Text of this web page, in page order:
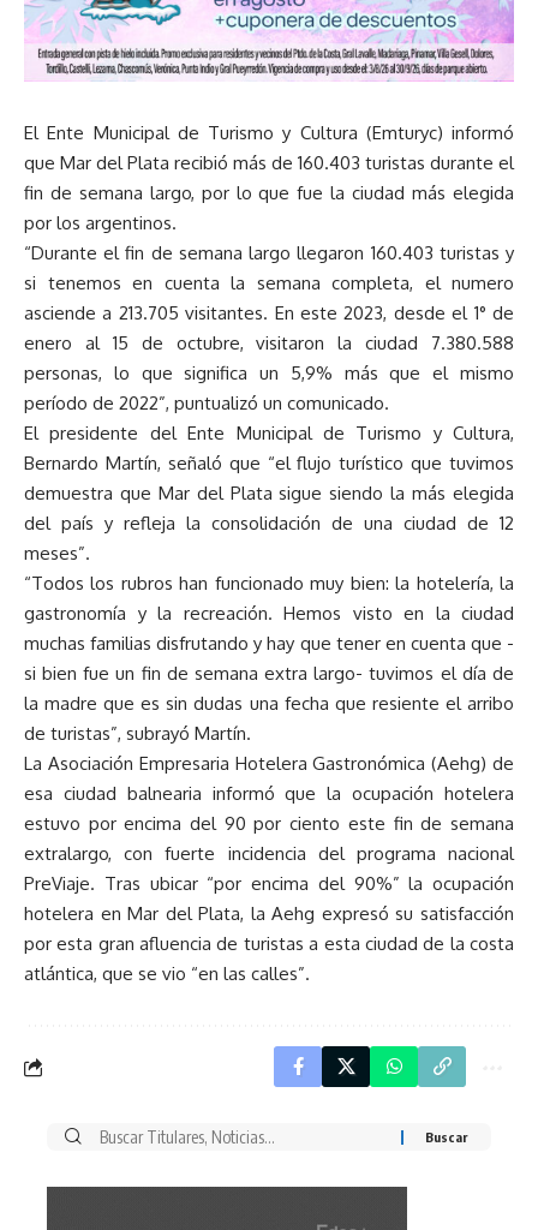
El Ente Municipal de Turismo y Cultura (Emturyc) informó
que Mar del Plata recibió más de 160.403 turistas durante el
fin de semana largo, por lo que fue la ciudad más elegida
por los argentinos.
“Durante el fin de semana largo llegaron 160.403 turistas y
si tenemos en cuenta la semana completa, el numero
asciende a 213.705 visitantes. En este 2023, desde el 1° de
enero al 15 de octubre, visitaron la ciudad 7.380.588
personas, lo que significa un 5,9% más que el mismo
período de 2022”, puntualizó un comunicado.
El presidente del Ente Municipal de Turismo y Cultura,
Bernardo Martín, señaló que “el flujo turístico que tuvimos
demuestra que Mar del Plata sigue siendo la más elegida
del país y refleja la consolidación de una ciudad de 12
meses”.
“Todos los rubros han funcionado muy bien: la hotelería, la
gastronomía y la recreación. Hemos visto en la ciudad
muchas familias disfrutando y hay que tener en cuenta que -
si bien fue un fin de semana extra largo- tuvimos el día de
la madre que es sin dudas una fecha que resiente el arribo
de turistas”, subrayó Martín.
La Asociación Empresaria Hotelera Gastronómica (Aehg) de
esa ciudad balnearia informó que la ocupación hotelera
estuvo por encima del 90 por ciento este fin de semana
extralargo, con fuerte incidencia del programa nacional
PreViaje. Tras ubicar “por encima del 90%” la ocupación
hotelera en Mar del Plata, la Aehg expresó su satisfacción
por esta gran afluencia de turistas a esta ciudad de la costa
atlántica, que se vio “en las calles”.
Buscar